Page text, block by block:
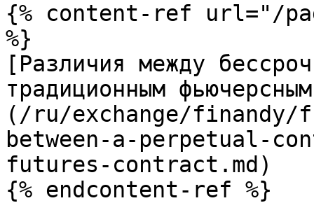
{% content-ref url="/
%}
[Различия между
традиционным
(/ru/exchange/
between-a-perpetual-
futures-contract.md)
{% endcontent-ref %}